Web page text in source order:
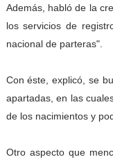
Campo
Además, habló de la
los servicios de
nacional de parteras".
Con éste, explicó, se
apartadas, en las
de los nacimientos y
Otro aspecto que